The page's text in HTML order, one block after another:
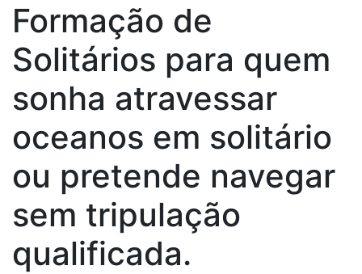
Formação de
Solitários para quem
sonha atravessar
oceanos em solitário
ou pretende navegar
sem tripulação
qualificada.